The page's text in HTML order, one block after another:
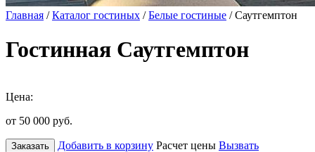
Главная /Каталог гостиных /Белые гостиные / Саутгемптон
Гостинная Саутгемптон
Цена:
от 50 000 руб.
Заказать Добавить в корзину Расчет цены Вызвать